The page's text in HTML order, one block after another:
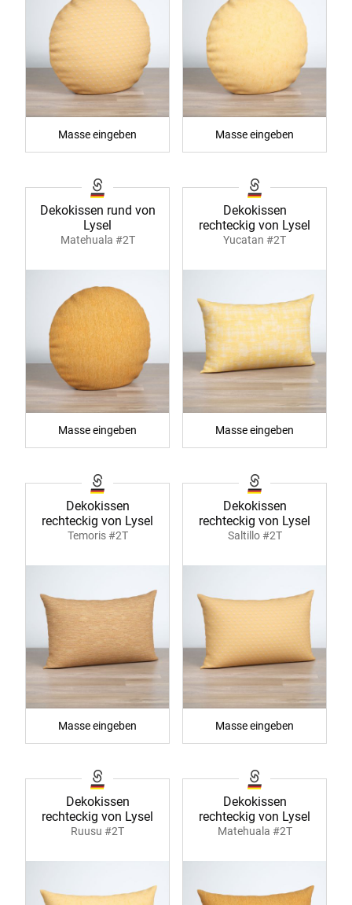
Masse eingeben Masse eingeben
Dekokissen rund von
Lysel
Matehuala #2T
Masse eingeben
Dekokissen
rechteckig von Lysel
Yucatan #2T
Masse eingeben
Dekokissen
rechteckig von Lysel
Temoris #2T
Masse eingeben
Dekokissen
rechteckig von Lysel
Saltillo #2T
Masse eingeben
Dekokissen
rechteckig von Lysel
Ruusu #2T
Dekokissen
rechteckig von Lysel
Matehuala #2T